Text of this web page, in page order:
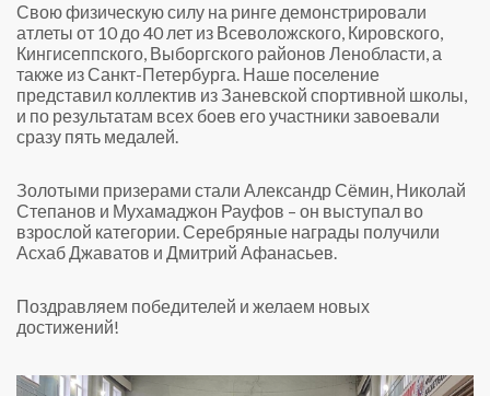
Свою физическую силу на ринге демонстрировали
атлеты от 10 до 40 лет из Всеволожского, Кировского,
Кингисеппского, Выборгского районов Ленобласти, а
также из Санкт-Петербурга. Наше поселение
представил коллектив из Заневской спортивной школы,
и по результатам всех боев его участники завоевали
сразу пять медалей.
Золотыми призерами стали Александр Сёмин, Николай
Степанов и Мухамаджон Рауфов – он выступал во
взрослой категории. Серебряные награды получили
Асхаб Джаватов и Дмитрий Афанасьев.
Поздравляем победителей и желаем новых
достижений!